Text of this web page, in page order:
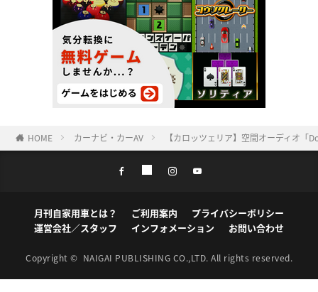
HOME カーナビ・カーAV 【カロッツェリア】空間オーディオ
月刊自家用車とは？ ご利用案内
プライバシーポリシー
運営会社／スタッフ
インフォメーション お問い合わせ
Copyright © NAIGAI PUBLISHING CO.,LTD. All rights reserved.